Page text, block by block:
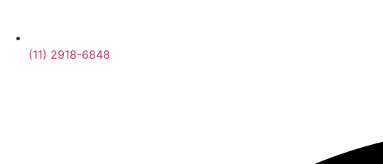
(11) 2918-6848